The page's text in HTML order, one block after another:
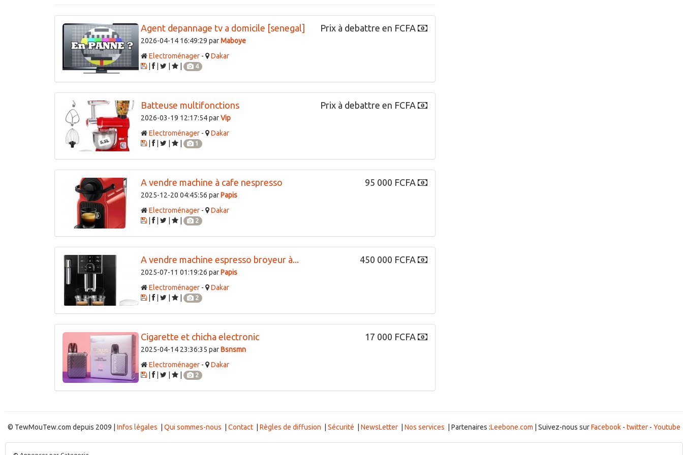
Agent depannage tv a domicile [senegal] Prix à debattre en FCFA
2026-04-14 16:49:29 parMaboye
Electroménager -
Dakar
|
| | | 4
Batteuse multifonctions Prix à debattre en FCFA
2026-03-19 12:17:54 parVip
Electroménager -
Dakar
|
| | | 1
A vendre machine à cafe nespresso 95 000 FCFA
2025-12-20 04:45:56 parPapis
Electroménager -
Dakar
|
| | | 2
A vendre machine espresso broyeur à... 450 000 FCFA
2025-07-11 01:19:26 parPapis
Electroménager -
Dakar
|
| | | 2
Cigarette et chicha electronic 17 000 FCFA
2025-04-14 23:36:35 parBsnsmn
Electroménager -
Dakar
|
| | | 2
© TewMouTew.com depuis 2009 | Infos légales | Qui sommes-nous | Contact | Règles de diffusion | Sécurité | NewsLetter | Nos services | Partenaires :Leebone.com | Suivez-nous surFacebook - twitter - Youtube